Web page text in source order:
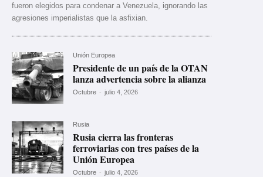
fueron elegidos para condenar a Venezuela, ignorando las
agresiones imperialistas que la asfixian.
Unión Europea
Presidente de un país de la OTAN
lanza advertencia sobre la alianza
Octubre - julio 4, 2026
Rusia
Rusia cierra las fronteras
ferroviarias con tres países de la
Unión Europea
Octubre - julio 4, 2026